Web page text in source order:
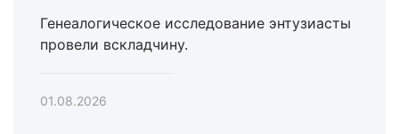
Генеалогическое исследование энтузиасты
провели вскладчину.
01.08.2026